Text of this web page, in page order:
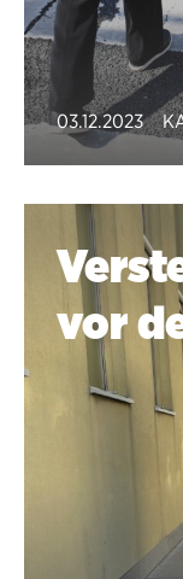
03.12.2023
vor